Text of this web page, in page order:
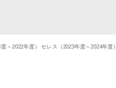
2022年度） セレス（2023年度～2024年度）